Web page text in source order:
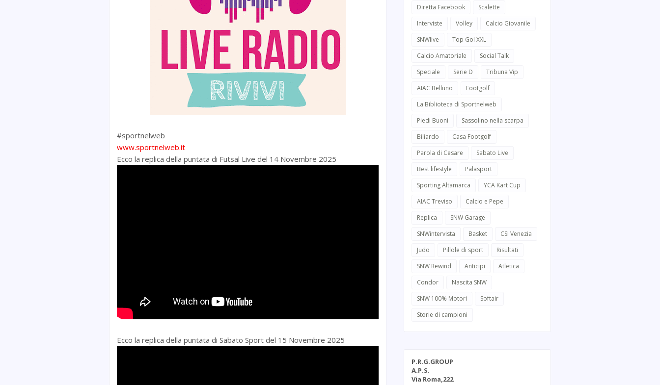
#sportnelweb
www.sportnelweb.it
Ecco la replica della puntata di Futsal Live del 14 Novembre 2025
Ecco la replica della puntata di Sabato Sport del 15 Novembre 2025
Diretta Facebook
Scalette
Interviste
Volley
Calcio Giovanile
SNWlive
Top Gol XXL
Calcio Amatoriale
Social Talk
Speciale
Serie D
Tribuna Vip
AIAC Belluno
Footgolf
La Biblioteca di Sportnelweb
Piedi Buoni
Sassolino nella scarpa
Biliardo
Casa Footgolf
Parola di Cesare
Sabato Live
Best lifestyle
Palasport
Sporting Altamarca
YCA Kart Cup
AIAC Treviso
Calcio e Pepe
Replica
SNW Garage
SNWintervista
Basket
CSI Venezia
Judo
Pillole di sport
Risultati
SNW Rewind
Anticipi
Atletica
Condor
Nascita SNW
SNW 100% Motori
Softair
Storie di campioni
P.R.G.GROUP
A.P.S.
Via Roma,222